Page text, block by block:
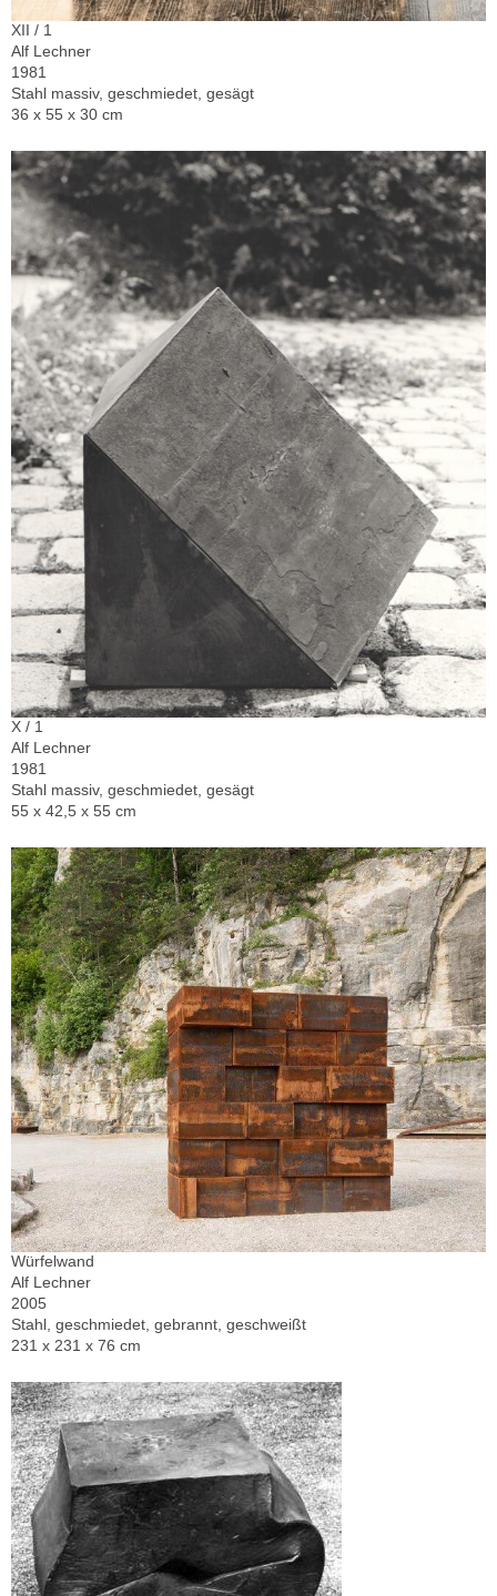
XII / 1
Alf Lechner
1981
Stahl massiv, geschmiedet, gesägt
36 x 55 x 30 cm
X / 1
Alf Lechner
1981
Stahl massiv, geschmiedet, gesägt
55 x 42,5 x 55 cm
Würfelwand
Alf Lechner
2005
Stahl, geschmiedet, gebrannt, geschweißt
231 x 231 x 76 cm